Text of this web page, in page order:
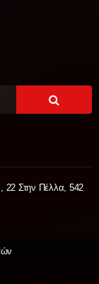
22 Στην Πέλλα, 542